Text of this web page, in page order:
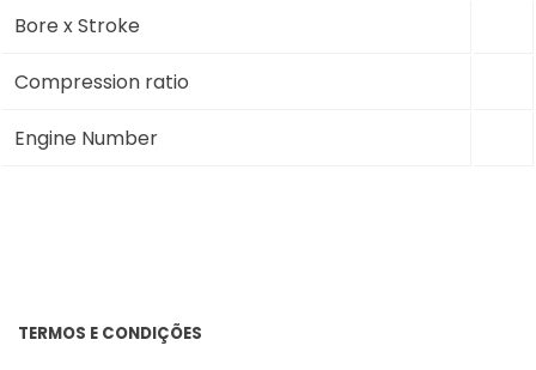
Bore x Stroke
Compression ratio
Engine Number
TERMOS E CONDIÇÕES